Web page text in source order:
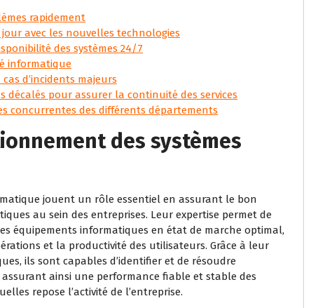
rapidement
avec les nouvelles technologies
des systèmes 24/7
informatique
d’incidents majeurs
décalés pour assurer la continuité des services
concurrentes des différents départements
des systèmes
jouent un rôle essentiel en assurant le bon
au sein des entreprises. Leur expertise permet de
équipements informatiques en état de marche optimal,
et la productivité des utilisateurs. Grâce à leur
ils sont capables d’identifier et de résoudre
ainsi une performance fiable et stable des
repose l’activité de l’entreprise.